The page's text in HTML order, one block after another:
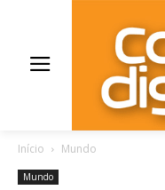
Início Mundo
Mundo